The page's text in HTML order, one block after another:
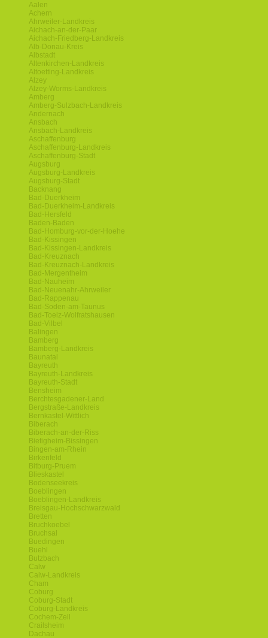
Aalen
Achern
Ahrweiler-Landkreis
Aichach-an-der-Paar
Aichach-Friedberg-Landkreis
Alb-Donau-Kreis
Albstadt
Altenkirchen-Landkreis
Altoetting-Landkreis
Alzey
Alzey-Worms-Landkreis
Amberg
Amberg-Sulzbach-Landkreis
Andernach
Ansbach
Ansbach-Landkreis
Aschaffenburg
Aschaffenburg-Landkreis
Aschaffenburg-Stadt
Augsburg
Augsburg-Landkreis
Augsburg-Stadt
Backnang
Bad-Duerkheim
Bad-Duerkheim-Landkreis
Bad-Hersfeld
Baden-Baden
Bad-Homburg-vor-der-Hoehe
Bad-Kissingen
Bad-Kissingen-Landkreis
Bad-Kreuznach
Bad-Kreuznach-Landkreis
Bad-Mergentheim
Bad-Nauheim
Bad-Neuenahr-Ahrweiler
Bad-Rappenau
Bad-Soden-am-Taunus
Bad-Toelz-Wolfratshausen
Bad-Vilbel
Balingen
Bamberg
Bamberg-Landkreis
Baunatal
Bayreuth
Bayreuth-Landkreis
Bayreuth-Stadt
Bensheim
Berchtesgadener-Land
Bergstraße-Landkreis
Bernkastel-Wittlich
Biberach
Biberach-an-der-Riss
Bietigheim-Bissingen
Bingen-am-Rhein
Birkenfeld
Bitburg-Pruem
Blieskastel
Bodenseekreis
Boeblingen
Boeblingen-Landkreis
Breisgau-Hochschwarzwald
Bretten
Bruchkoebel
Bruchsal
Buedingen
Buehl
Butzbach
Calw
Calw-Landkreis
Cham
Coburg
Coburg-Stadt
Coburg-Landkreis
Cochem-Zell
Crailsheim
Dachau